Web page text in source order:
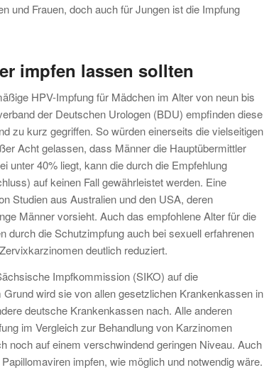
und Frauen, doch auch für Jungen ist die Impfung
impfen lassen sollten
HPV-Impfung für Mädchen im Alter von neun bis
der Deutschen Urologen (BDU) empfinden diese
zu kurz gegriffen. So würden einerseits die vielseitigen
Acht gelassen, dass Männer die Hauptübermittler
unter 40% liegt, kann die durch die Empfehlung
auf keinen Fall gewährleistet werden. Eine
Studien aus Australien und den USA, deren
Männer vorsieht. Auch das empfohlene Alter für die
durch die Schutzimpfung auch bei sexuell erfahrenen
deutlich reduziert.
Impfkommission (SIKO) auf die
wird sie von allen gesetzlichen Krankenkassen in
deutsche Krankenkassen nach. Alle anderen
im Vergleich zur Behandlung von Karzinomen
noch auf einem verschwindend geringen Niveau. Auch
impfen, wie möglich und notwendig wäre.